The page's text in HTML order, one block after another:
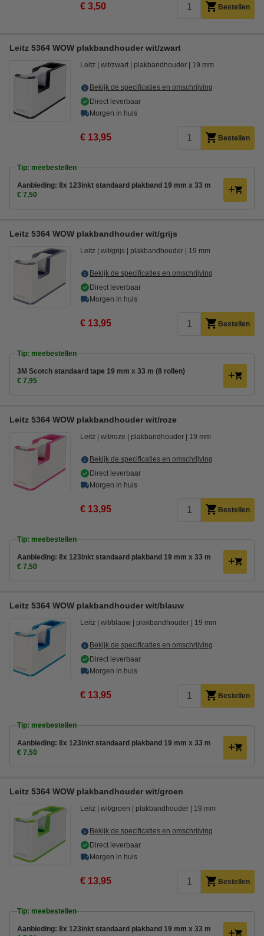
€ 3,50 Bestellen
Leitz 5364 WOW plakbandhouder wit/zwart
Leitz wit/zwart plakbandhouder 19 mm
Bekijk de specificaties en omschrijving
Direct leverbaar
Morgen in huis
€ 13,95 Bestellen
Tip: meebestellen
Aanbieding: 8x 123inkt standaard plakband 19 mm x 33 m
€ 7,50
Leitz 5364 WOW plakbandhouder wit/grijs
Leitz wit/grijs plakbandhouder 19 mm
Bekijk de specificaties en omschrijving
Direct leverbaar
Morgen in huis
€ 13,95 Bestellen
Tip: meebestellen
3M Scotch standaard tape 19 mm x 33 m (8 rollen)
€ 7,95
Leitz 5364 WOW plakbandhouder wit/roze
Leitz wit/roze plakbandhouder 19 mm
Bekijk de specificaties en omschrijving
Direct leverbaar
Morgen in huis
€ 13,95 Bestellen
Tip: meebestellen
Aanbieding: 8x 123inkt standaard plakband 19 mm x 33 m
€ 7,50
Leitz 5364 WOW plakbandhouder wit/blauw
Leitz wit/blauw plakbandhouder 19 mm
Bekijk de specificaties en omschrijving
Direct leverbaar
Morgen in huis
€ 13,95 Bestellen
Tip: meebestellen
Aanbieding: 8x 123inkt standaard plakband 19 mm x 33 m
€ 7,50
Leitz 5364 WOW plakbandhouder wit/groen
Leitz wit/groen plakbandhouder 19 mm
Bekijk de specificaties en omschrijving
Direct leverbaar
Morgen in huis
€ 13,95 Bestellen
Tip: meebestellen
Aanbieding: 8x 123inkt standaard plakband 19 mm x 33 m